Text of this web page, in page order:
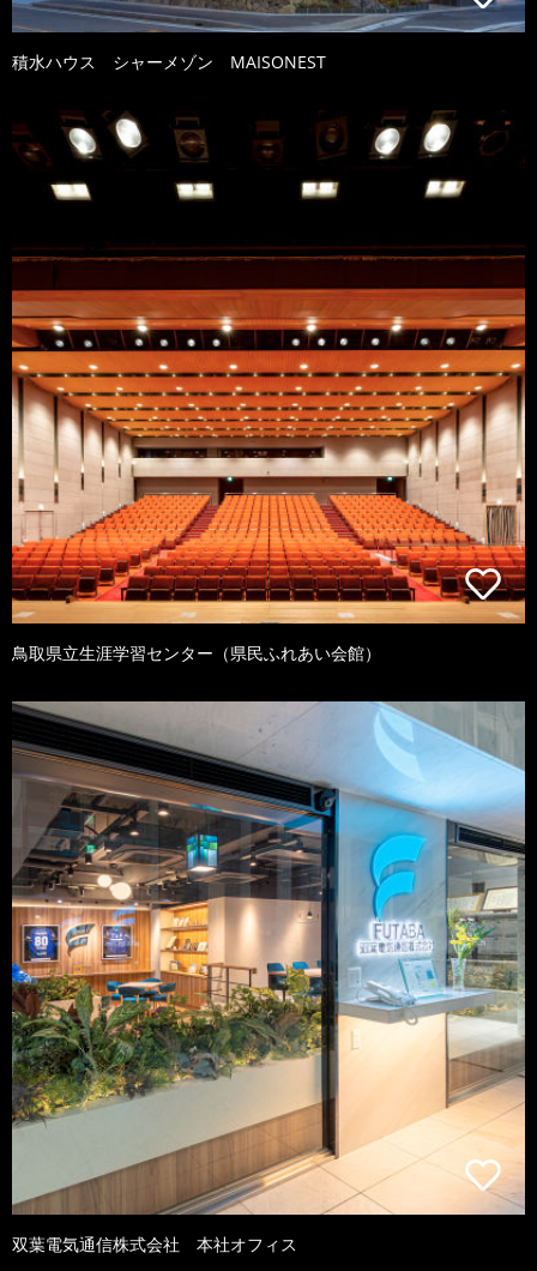
積水ハウス シャーメゾン MAISONEST
鳥取県立生涯学習センター（県民ふれあい会館）
双葉電気通信株式会社 本社オフィス